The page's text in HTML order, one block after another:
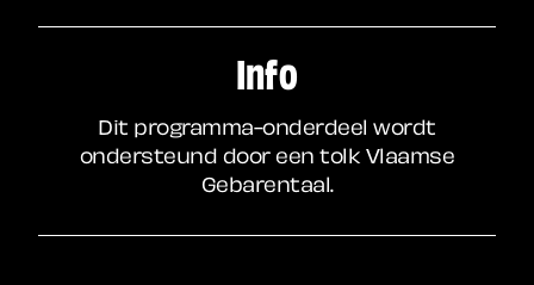
Info
Dit programma-onderdeel wordt
ondersteund door een tolk Vlaamse
Gebarentaal.